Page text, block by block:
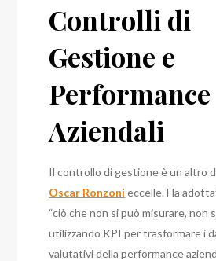
Controlli di
Gestione e
Performance
Aziendali
Il controllo di gestione è un altro
Oscar Ronzoni eccelle. Ha
“ciò che non si può misurare, non
utilizzando KPI per trasformare i
valutativi della performance